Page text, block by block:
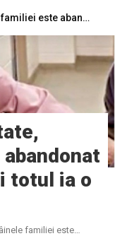
După 16 ani de loialitate, câinele familiei este abandonat într-un adăpost. Apoi totul ia o turnură neaşteptată
totul ia o
familiei este